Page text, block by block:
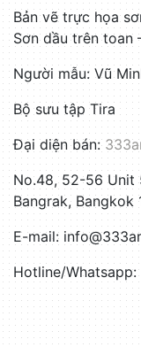
Bản vẽ trực họa
Sơn dầu trên toan
Người mẫu: Vũ
Bộ sưu tập Tira
Đại diện bán:
No.48, 52-56 Unit
Bangrak, Bangkok
E-mail:
Hotline/